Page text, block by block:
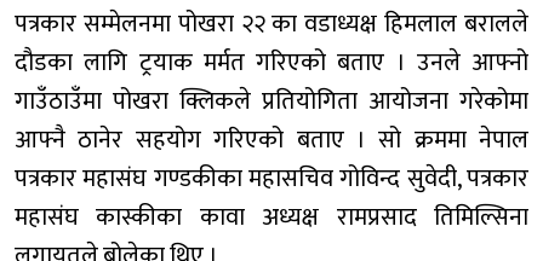
पत्रकार सम्मेलनमा पोखरा २२ का वडाध्यक्ष हिमलाल बरालले
दौडका लागि ट्रयाक मर्मत गरिएको बताए । उनले आफ्नो
गाउँठाउँमा पोखरा क्लिकले प्रतियोगिता आयोजना गरेकोमा
आफ्नै ठानेर सहयोग गरिएको बताए । सो क्रममा नेपाल
पत्रकार महासंघ गण्डकीका महासचिव गोविन्द सुवेदी, पत्रकार
महासंघ कास्कीका कावा अध्यक्ष रामप्रसाद तिमिल्सिना